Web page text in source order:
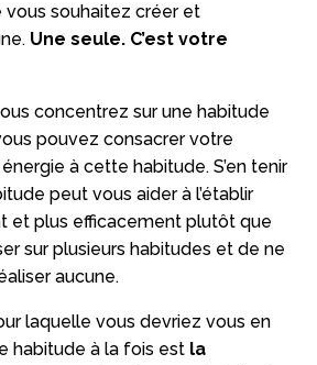
vous souhaitez créer et
Une seule. C’est votre
concentrez sur une habitude
pouvez consacrer votre
à cette habitude. S’en tenir
peut vous aider à l’établir
et plus efficacement plutôt que
sur plusieurs habitudes et de ne
aucune.
laquelle vous devriez vous en
habitude à la fois est la